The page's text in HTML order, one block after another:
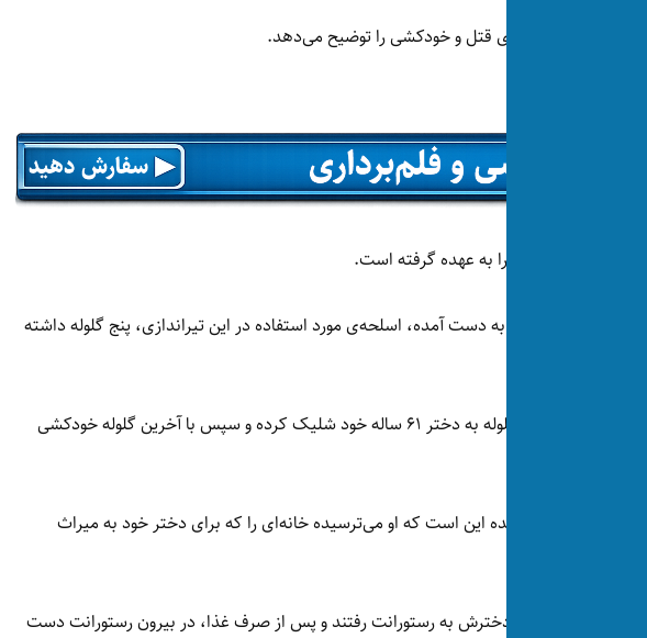
این است که انگیزه‌ی قتل و خودکشی را توضیح می‌دهد.
تعقیب این پرونده را به عهده گرفته است.
اجساد به دست آمده، اسلحه‌ی مورد استفاده در این تیراندازی، پنج گلوله داشته
مرد ۸۸ ساله دو گلوله به همسر ۸۹ ساله و دو گلوله به دختر ۶۱ ساله خود شلیک کرده و سپس با آخرین گلوله خودکشی
این مرد به دست آمده این است که او می‌ترسیده خانه‌ای را که برای دختر خود به میراث
همراه با همسر و دخترش به رستورانت رفتند و پس از صرف غذا، در بیرون رستورانت دست